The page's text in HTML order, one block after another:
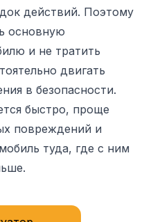
действий. Поэтому
основную
и не тратить
двигать
в безопасности.
быстро, проще
повреждений и
туда, где с ним